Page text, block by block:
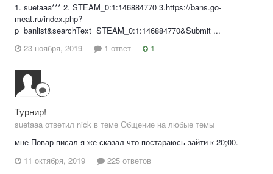
1. suetaaa*** 2. STEAM_0:1:146884770 3.https://bans.go-
meat.ru/index.php?
p=banlist&searchText=STEAM_0:1:146884770&Submit ...
23 ноября, 2019
1 ответ 1
Турнир!
suetaaa ответил nick в теме Общение на любые темы
мне Повар писал я же сказал что постараюсь зайти к 20;00.
11 октября, 2019
225 ответов